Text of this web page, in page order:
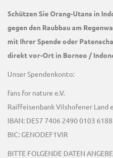
Schützen Sie Orang-Utans in
gegen den Raubbau am
mit Ihrer Spende oder
direkt vor-Ort in Borneo /
Unser Spendenkonto:
fans for nature e.V.
Raiffeisenbank Vilshofener Land
IBAN: DE57 7406 2490 0103
BIC: GENODEF1VIR
BITTE FOLGENDE DATEN